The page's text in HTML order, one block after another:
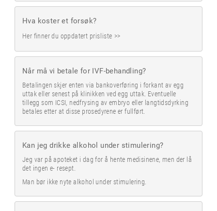
Hva koster et forsøk?
Her finner du oppdatert prisliste >>
Når må vi betale for IVF-behandling?
Betalingen skjer enten via bankoverføring i forkant av egg
uttak eller senest på klinikken ved egg uttak. Eventuelle
tillegg som ICSI, nedfrysing av embryo eller langtidsdyrking
betales etter at disse prosedyrene er fullført.
Kan jeg drikke alkohol under stimulering?
Jeg var på apoteket i dag for å hente medisinene, men der lå
det ingen e- resept.
Man bør ikke nyte alkohol under stimulering.